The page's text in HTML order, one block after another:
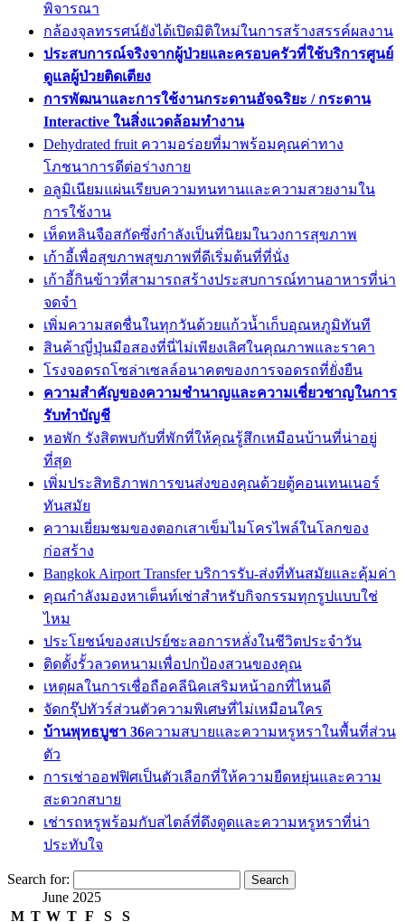
พิจารณา
กล้องจุลทรรศน์ยังได้เปิดมิติใหม่ในการสร้างสรรค์ผลงาน
ประสบการณ์จริงจากผู้ป่วยและครอบครัวที่ใช้บริการศูนย์
ดูแลผู้ป่วยติดเตียง
การพัฒนาและการใช้งานกระดานอัจฉริยะ / กระดาน
Interactive ในสิ่งแวดล้อมทำงาน
Dehydrated fruit ความอร่อยที่มาพร้อมคุณค่าทาง
โภชนาการดีต่อร่างกาย
อลูมิเนียมแผ่นเรียบความทนทานและความสวยงามใน
การใช้งาน
เห็ดหลินจือสกัดซึ่งกำลังเป็นที่นิยมในวงการสุขภาพ
เก้าอี้เพื่อสุขภาพสุขภาพที่ดีเริ่มต้นที่ที่นั่ง
เก้าอี้กินข้าวที่สามารถสร้างประสบการณ์ทานอาหารที่น่า
จดจำ
เพิ่มความสดชื่นในทุกวันด้วยแก้วน้ำเก็บอุณหภูมิทันที
สินค้าญี่ปุ่นมือสองที่นี่ไม่เพียงเลิศในคุณภาพและราคา
โรงจอดรถโซล่าเซลล์อนาคตของการจอดรถที่ยั่งยืน
ความสำคัญของความชำนาญและความเชี่ยวชาญในการ
รับทำบัญชี
หอพัก รังสิตพบกับที่พักที่ให้คุณรู้สึกเหมือนบ้านที่น่าอยู่
ที่สุด
เพิ่มประสิทธิภาพการขนส่งของคุณด้วยตู้คอนเทนเนอร์
ทันสมัย
ความเยี่ยมชมของตอกเสาเข็มไมโครไพล์ในโลกของ
ก่อสร้าง
Bangkok Airport Transfer บริการรับ-ส่งที่ทันสมัยและคุ้มค่า
คุณกำลังมองหาเต็นท์เช่าสำหรับกิจกรรมทุกรูปแบบใช่
ไหม
ประโยชน์ของสเปรย์ชะลอการหลั่งในชีวิตประจำวัน
ติดตั้งรั้วลวดหนามเพื่อปกป้องสวนของคุณ
เหตุผลในการเชื่อถือคลีนิคเสริมหน้าอกที่ไหนดี
จัดกรุ๊ปทัวร์ส่วนตัวความพิเศษที่ไม่เหมือนใคร
บ้านพุทธบูชา 36ความสบายและความหรูหราในพื้นที่ส่วน
ตัว
การเช่าออฟฟิศเป็นตัวเลือกที่ให้ความยืดหยุ่นและความ
สะดวกสบาย
เช่ารถหรูพร้อมกับสไตล์ที่ดึงดูดและความหรูหราที่น่า
ประทับใจ
Search for:
June 2025
M T W T F S S